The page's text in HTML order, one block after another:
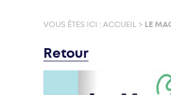
VOUS ÊTES ICI : ACCUEIL > LE
Retour